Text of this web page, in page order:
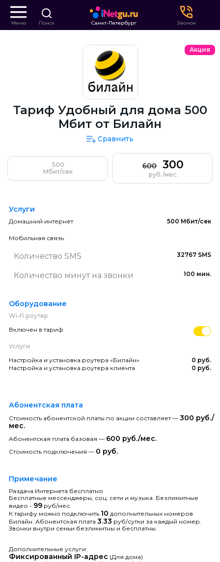
Меню Поиск Санкт-Петербург Звонок
Акция
Тариф Удобный для дома 500
Мбит от Билайн
Сравнить
500
Мбит/сек
600 300
руб./мес.
Услуги
Домашний интернет 500 Мбит/сек
Мобильная связь
Количество SMS 32767 SMS
Количество минут на звонки 100 мин.
Оборудование
Wi-Fi роутер
Включен в тариф
Услуги
Настройка и установка роутера «Билайн»
0 руб.
Настройка и установка роутера клиента
0 руб.
Абонентская плата
Стоимость абонентской платы по акции составляет — 300 руб./
мес.
Абонентская плата базовая — 600 руб./мес.
Стоимость подключения — 0 руб.
Примечание
Раздача Интернета бесплатно
Бесплатные мессенджеры, соц. сети и музыка. Безлимитные
видео - 99 руб/мес.
К тарифу можно подключить 10 дополнительных номеров
Билайн. Абонентская плата 3 33 руб/сутки за каждый номер.
Звонки внутри семьи безлимитны и бесплатны.
Дополнительные услуги:
Фиксированный IP-адрес (Для дома)